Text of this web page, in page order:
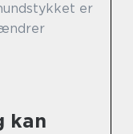
er
kan